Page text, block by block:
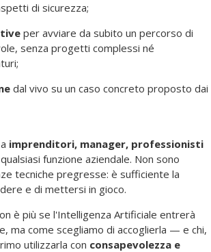
di sicurezza;
per avviare da subito un percorso di
senza progetti complessi né
dal vivo su un caso concreto proposto dai
imprenditori, manager, professionisti
funzione aziendale. Non sono
tecniche pregresse: è sufficiente la
e di mettersi in gioco.
è più se l'Intelligenza Artificiale entrerà
ma come scegliamo di accoglierla — e chi,
utilizzarla con consapevolezza e